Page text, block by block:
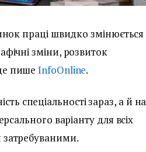
праці швидко змінюється
зміни, розвиток
пишеInfoOnline.
спеціальності зараз, а й на
варіанту для всіх
затребуваними.